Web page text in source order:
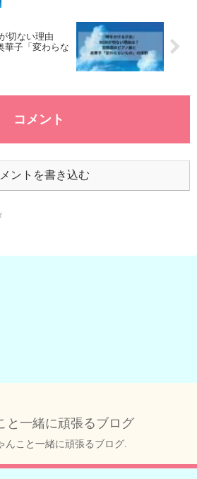
切ない理由
華子「変わらな
コメント
ントを書き込む
と一緒に頑張るブログ
んこと一緒に頑張るブログ.